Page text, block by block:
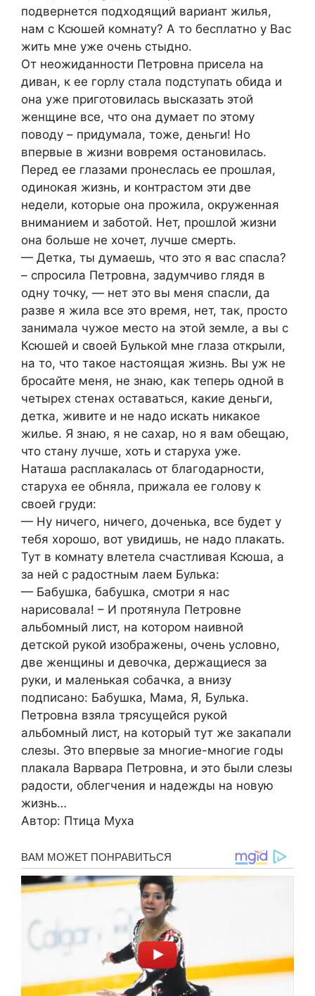
подвернется подходящий вариант жилья,
нам с Ксюшей комнату? А то бесплатно у Вас
жить мне уже очень стыдно.
От неожиданности Петровна присела на
диван, к ее горлу стала подступать обида и
она уже приготовилась высказать этой
женщине все, что она думает по этому
поводу – придумала, тоже, деньги! Но
впервые в жизни вовремя остановилась.
Перед ее глазами пронеслась ее прошлая,
одинокая жизнь, и контрастом эти две
недели, которые она прожила, окруженная
вниманием и заботой. Нет, прошлой жизни
она больше не хочет, лучше cмeрть.
— Детка, ты думаешь, что это я вас спасла?
– спросила Петровна, задумчиво глядя в
одну точку, — нет это вы меня спасли, да
разве я жила все это время, нет, так, просто
занимала чужое место на этой земле, а вы с
Ксюшей и своей Булькой мне глаза открыли,
на то, что такое настоящая жизнь. Вы уж не
бросайте меня, не знаю, как теперь одной в
четырех стенах оставаться, какие деньги,
детка, живите и не надо искать никакое
жилье. Я знаю, я не сахар, но я вам обещаю,
что стану лучше, хоть и стaруха уже.
Наташа расплакалась от благодарности,
стaруха ее обняла, прижала ее голову к
своей грyди:
— Ну ничего, ничего, доченька, все будет у
тебя хорошо, вот увидишь, не надо плакать.
Тут в комнату влетела счастливая Ксюша, а
за ней с радостным лаем Булька:
— Бабушка, бабушка, смотри я нас
нарисовала! – И протянула Петровне
альбомный лист, на котором наивной
детской рукой изображены, очень условно,
две женщины и девочка, держащиеся за
руки, и маленькая собачка, а внизу
подписано: Бабушка, Мама, Я, Булька.
Петровна взяла трясущейся рукой
альбомный лист, на который тут же закапали
слезы. Это впервые за многие-многие годы
плакала Варвара Петровна, и это были слезы
радости, облегчения и надежды на новую
жизнь…
Автор: Птица Муха